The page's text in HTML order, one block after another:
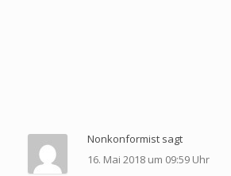
Nonkonformist sagt
16. Mai 2018 um 09:59 Uhr